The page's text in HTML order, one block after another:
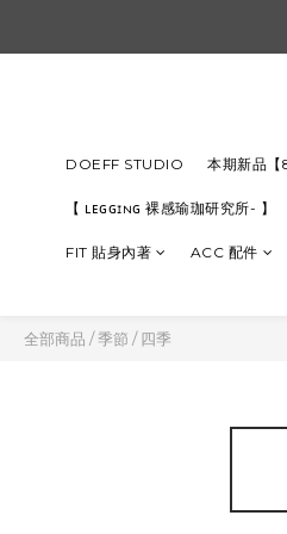
DOEFF STUDIO 本期新品【
【 ʟᴇɢɢɪɴɢ 裸感瑜珈研究所- 】
FIT 貼身內著 ACC 配件
全部商品 /季節 /四季